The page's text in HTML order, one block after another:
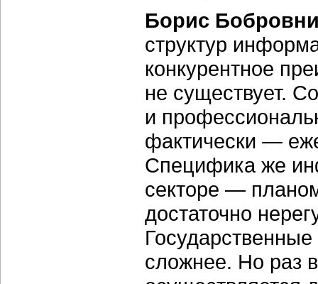
Борис
структур
конкурентное
не существует.
и
фактически —
Специфика же
секторе —
достаточно
сложнее. Но раз